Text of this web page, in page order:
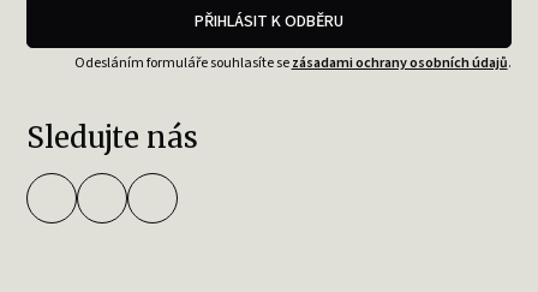
PŘIHLÁSIT K ODBĚRU
Odesláním formuláře souhlasíte sezásadami ochrany osobních údajů.
Sledujte nás